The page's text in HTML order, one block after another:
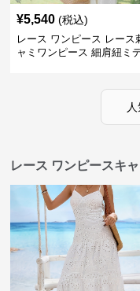
¥5,540 (税込)
レース ワンピース レース
ャミワンピース 細肩紐ミ
レース ワンピースキ